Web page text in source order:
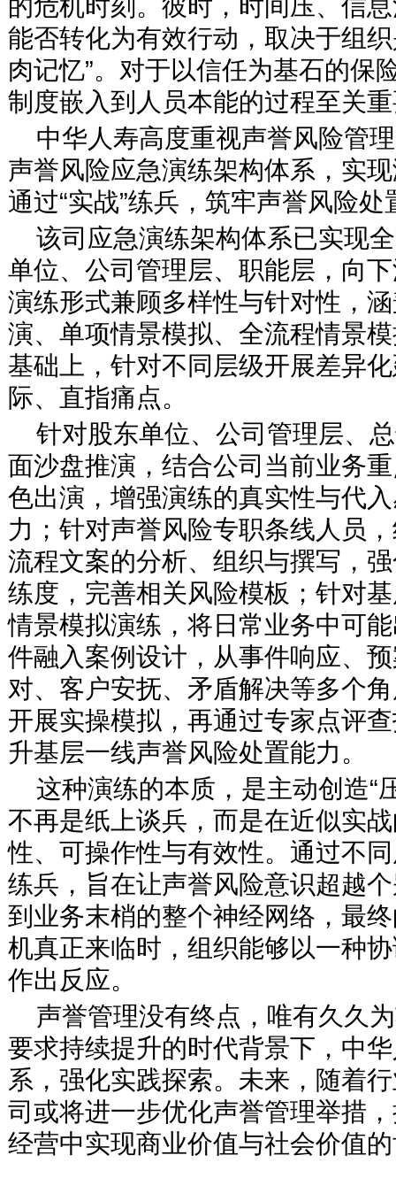
的危机时刻。彼时，时间压、信
能否转化为有效行动，取决于组
肉记忆”。对于以信任为基石的保
制度嵌入到人员本能的过程至关
中华人寿高度重视声誉风险管
声誉风险应急演练架构体系，实
通过“实战”练兵，筑牢声誉风险处
该司应急演练架构体系已实现
单位、公司管理层、职能层，向
演练形式兼顾多样性与针对性，
演、单项情景模拟、全流程情景
基础上，针对不同层级开展差异
际、直指痛点。
针对股东单位、公司管理层、
面沙盘推演，结合公司当前业务
色出演，增强演练的真实性与代
力；针对声誉风险专职条线人员
流程文案的分析、组织与撰写，
练度，完善相关风险模板；针对
情景模拟演练，将日常业务中可
件融入案例设计，从事件响应、
对、客户安抚、矛盾解决等多个
开展实操模拟，再通过专家点评
升基层一线声誉风险处置能力。
这种演练的本质，是主动创造“
不再是纸上谈兵，而是在近似实
性、可操作性与有效性。通过不
练兵，旨在让声誉风险意识超越
到业务末梢的整个神经网络，最
机真正来临时，组织能够以一种
作出反应。
声誉管理没有终点，唯有久久
要求持续提升的时代背景下，中
系，强化实践探索。未来，随着
司或将进一步优化声誉管理举措
经营中实现商业价值与社会价值